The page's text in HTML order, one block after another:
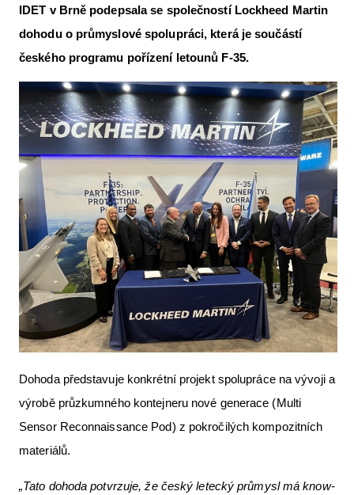
IDET v Brně podepsala se společností Lockheed Martin
dohodu o průmyslové spolupráci, která je součástí
českého programu pořízení letounů F-35.
Dohoda představuje konkrétní projekt spolupráce na vývoji a
výrobě průzkumného kontejneru nové generace (Multi
Sensor Reconnaissance Pod) z pokročilých kompozitních
materiálů.
„Tato dohoda potvrzuje, že český letecký průmysl má know-
Aktuální FR + archiv
Letecká muzea
VFR Communication app
The SAFE Guide app
Nabídky práce v letectví
Inzerujte s námi
E-SHOP